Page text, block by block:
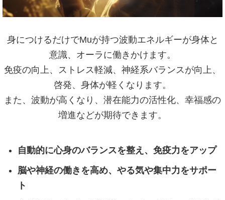
身につけるだけでMuが持つ波動エネルギーが身体と
意識、オーラに働きかけます。
免疫の向上、ストレス軽減、神経系バランスが向上、
啓発、身体が軽くなります。
また、波動が高くなり、潜在能力の活性化、幸福感の
増進などが期待できます。
自動的に心身のバランスを整え、免疫力をアップ
脳や神経の働きを高め、やる気や集中力をサポー
ト